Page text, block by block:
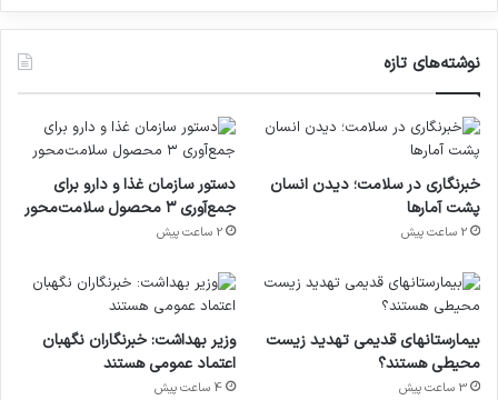
نوشته‌های تازه
خبرنگاری در سلامت؛ دیدن انسان
پشت آمارها
2 ساعت پیش
دستور سازمان غذا و دارو برای
جمع‌آوری ۳ محصول سلامت‌محور
2 ساعت پیش
بیمارستانهای قدیمی تهدید زیست
محیطی هستند؟
3 ساعت پیش
وزیر بهداشت: خبرنگاران نگهبان
اعتماد عمومی هستند
4 ساعت پیش